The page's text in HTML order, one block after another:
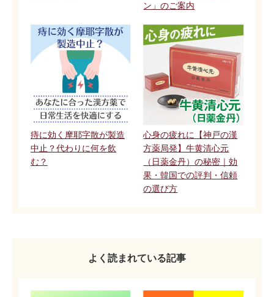
ン」のご案内
痔に効く摩耶字散が製造
中止？代わりに何を飲
む？
心身の疲れに【神戸の漢
方薬局発】牛黄清心元
（日薬金丹）の秘密｜効
果・韓国での評判・信頼
の選び方
よく読まれている記事